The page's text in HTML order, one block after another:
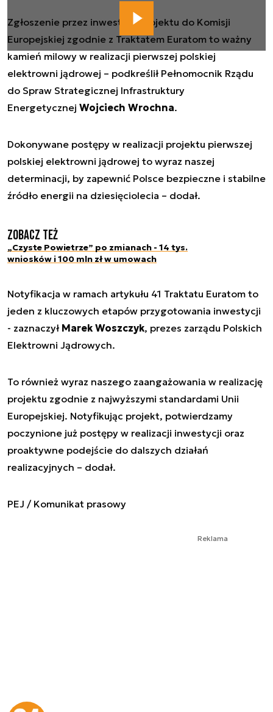
Zgłoszenie przez inwestora projektu do Komisji
Europejskiej zgodnie z Traktatem Euratom to ważny
kamień milowy w realizacji pierwszej polskiej
elektrowni jądrowej – podkreślił Pełnomocnik Rządu
do Spraw Strategicznej Infrastruktury
Energetycznej Wojciech Wrochna.
Dokonywane postępy w realizacji projektu pierwszej
polskiej elektrowni jądrowej to wyraz naszej
determinacji, by zapewnić Polsce bezpieczne i stabilne
źródło energii na dziesięciolecia – dodał.
Zobacz też
„Czyste Powietrze” po zmianach - 14 tys.
wniosków i 100 mln zł w umowach
Notyfikacja w ramach artykułu 41 Traktatu Euratom to
jeden z kluczowych etapów przygotowania inwestycji
- zaznaczył Marek Woszczyk, prezes zarządu Polskich
Elektrowni Jądrowych.
To również wyraz naszego zaangażowania w realizację
projektu zgodnie z najwyższymi standardami Unii
Europejskiej. Notyfikując projekt, potwierdzamy
poczynione już postępy w realizacji inwestycji oraz
proaktywne podejście do dalszych działań
realizacyjnych – dodał.
PEJ / Komunikat prasowy
Reklama